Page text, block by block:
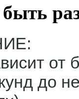
от
до